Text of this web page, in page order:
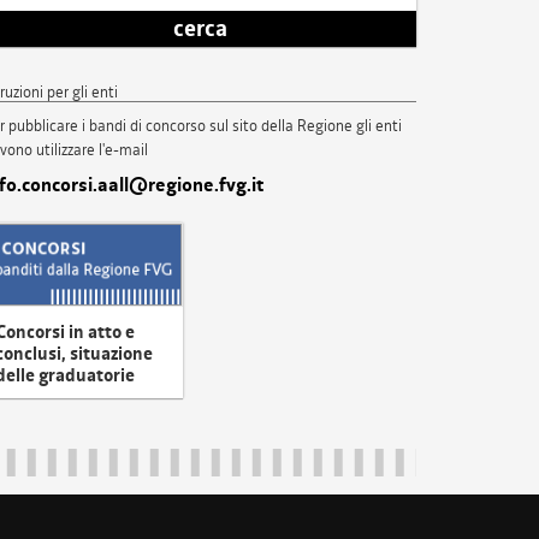
cerca
per gli enti
pubblicare i bandi di concorso sul sito della Regione gli enti
utilizzare l'e-mail
in atto e
situazione
graduatorie